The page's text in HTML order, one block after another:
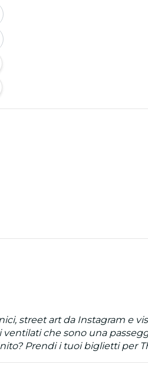
street art da Instagram e
che sono una
Prendi i tuoi biglietti per